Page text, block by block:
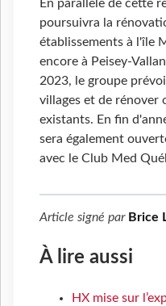
En parallèle de cette
poursuivra la
établissements à l'île
encore à Peisey-
2023, le groupe
villages et de rénover
existants. En fin
sera également
avec le Club Med
Article signé par Brice
À lire aussi
HX mise sur